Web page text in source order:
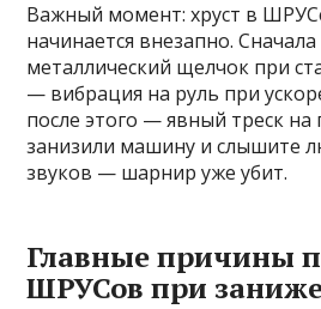
Важный момент: хруст в
начинается внезапно.
металлический щелчок при
— вибрация на руль при
после этого — явный треск на
занизили машину и слышите
звуков — шарнир уже убит.
Главные причины
ШРУСов при